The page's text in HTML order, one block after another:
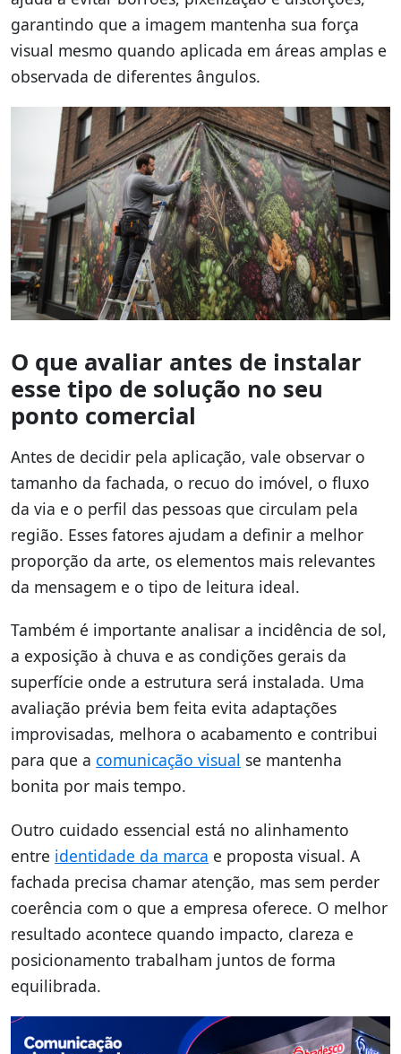
garantindo que a imagem mantenha sua força
visual mesmo quando aplicada em áreas amplas e
observada de diferentes ângulos.
O que avaliar antes de instalar
esse tipo de solução no seu
ponto comercial
Antes de decidir pela aplicação, vale observar o
tamanho da fachada, o recuo do imóvel, o fluxo
da via e o perfil das pessoas que circulam pela
região. Esses fatores ajudam a definir a melhor
proporção da arte, os elementos mais relevantes
da mensagem e o tipo de leitura ideal.
Também é importante analisar a incidência de sol,
a exposição à chuva e as condições gerais da
superfície onde a estrutura será instalada. Uma
avaliação prévia bem feita evita adaptações
improvisadas, melhora o acabamento e contribui
para que a comunicação visual se mantenha
bonita por mais tempo.
Outro cuidado essencial está no alinhamento
entre identidade da marca e proposta visual. A
fachada precisa chamar atenção, mas sem perder
coerência com o que a empresa oferece. O melhor
resultado acontece quando impacto, clareza e
posicionamento trabalham juntos de forma
equilibrada.